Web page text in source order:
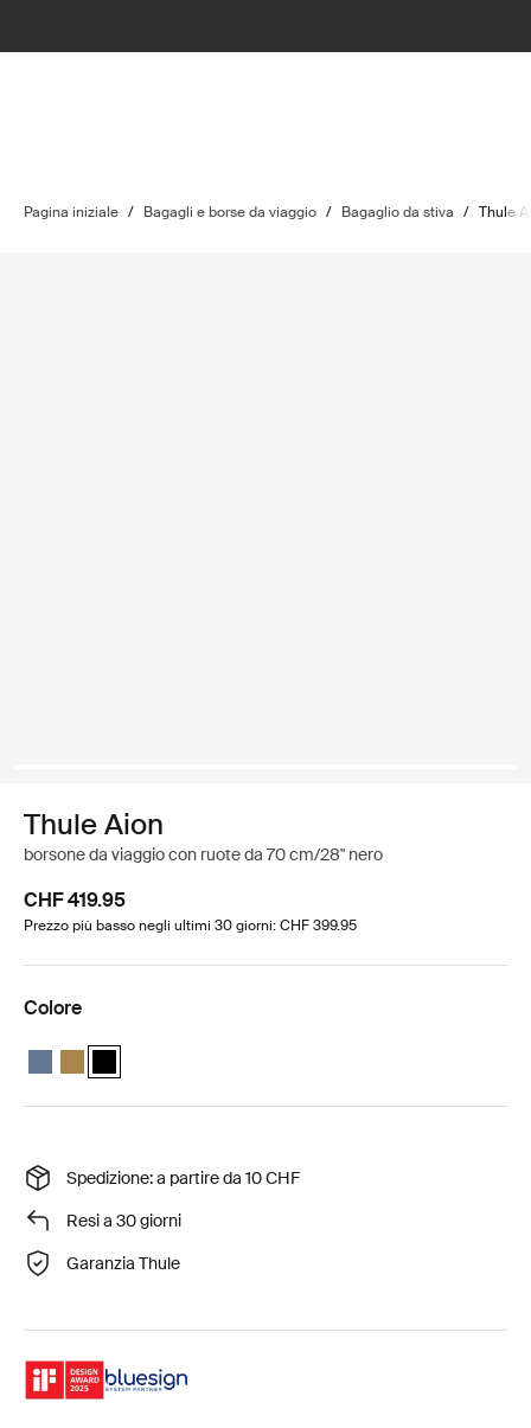
Pagina iniziale / Bagagli e borse da viaggio / Bagaglio da stiva / Thule
Thule Aion
borsone da viaggio con ruote da 70 cm/28" nero
CHF 419.95
Prezzo più basso negli ultimi 30 giorni: CHF 399.95
Colore
Thule Aion wheeled duffel bag 70cm/28" Ardesia scura
Thule Aion wheeled duffel bag 70cm/28" Nutria brown
Thule Aion wheeled duffel bag 70cm/28" Nero (selected)
Spedizione: a partire da 10 CHF
Resi a 30 giorni
Garanzia Thule